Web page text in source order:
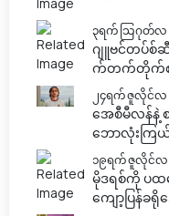
၃ရက် သြဂုတ်လ
ဂျူဗင်တပ်စ်
က်တက်တိုက်စစ်
၂၄ရက် ဇူလိုင်လ
အေစီမီလန်နဲ့
ဘောလုံးကြ
၁၉ရက် ဇူလိုင်လ
မိုဒရစ်ကို ပထ
ကျော့ပြန်ခ